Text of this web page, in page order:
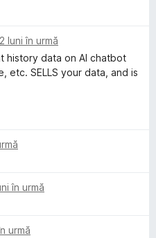
2 luni în urmă
history data on AI chatbot
etc. SELLS your data, and is
în urmă
urmă